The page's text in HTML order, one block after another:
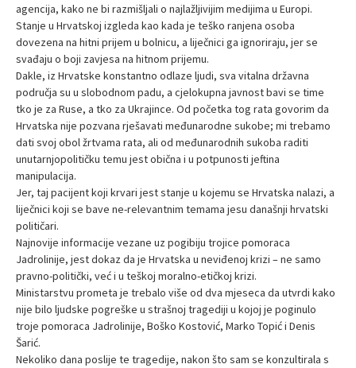
agencija, kako ne bi razmišljali o najlažljivijim medijima u Europi.
Stanje u Hrvatskoj izgleda kao kada je teško ranjena osoba
dovezena na hitni prijem u bolnicu, a liječnici ga ignoriraju, jer se
svađaju o boji zavjesa na hitnom prijemu.
Dakle, iz Hrvatske konstantno odlaze ljudi, sva vitalna državna
područja su u slobodnom padu, a cjelokupna javnost bavi se time
tko je za Ruse, a tko za Ukrajince. Od početka tog rata govorim da
Hrvatska nije pozvana rješavati međunarodne sukobe; mi trebamo
dati svoj obol žrtvama rata, ali od međunarodnih sukoba raditi
unutarnjopolitičku temu jest obična i u potpunosti jeftina
manipulacija.
Jer, taj pacijent koji krvari jest stanje u kojemu se Hrvatska nalazi, a
liječnici koji se bave ne-relevantnim temama jesu današnji hrvatski
političari.
Najnovije informacije vezane uz pogibiju trojice pomoraca
Jadrolinije, jest dokaz da je Hrvatska u neviđenoj krizi – ne samo
pravno-politički, već i u teškoj moralno-etičkoj krizi.
Ministarstvu prometa je trebalo više od dva mjeseca da utvrdi kako
nije bilo ljudske pogreške u strašnoj tragediji u kojoj je poginulo
troje pomoraca Jadrolinije, Boško Kostović, Marko Topić i Denis
Šarić.
Nekoliko dana poslije te tragedije, nakon što sam se konzultirala s